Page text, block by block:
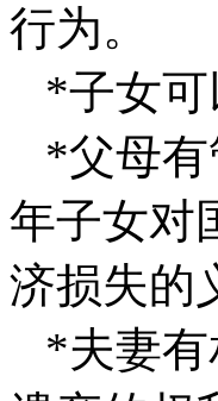
行为。
*子女可
*父母有
年子女对
济损失的
*夫妻有